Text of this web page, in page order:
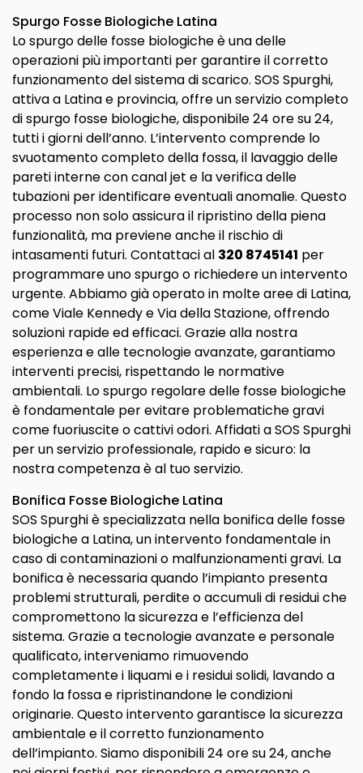
Spurgo Fosse Biologiche Latina
Lo spurgo delle fosse biologiche è una delle
operazioni più importanti per garantire il corretto
funzionamento del sistema di scarico. SOS Spurghi,
attiva a Latina e provincia, offre un servizio completo
di spurgo fosse biologiche, disponibile 24 ore su 24,
tutti i giorni dell’anno. L’intervento comprende lo
svuotamento completo della fossa, il lavaggio delle
pareti interne con canal jet e la verifica delle
tubazioni per identificare eventuali anomalie. Questo
processo non solo assicura il ripristino della piena
funzionalità, ma previene anche il rischio di
intasamenti futuri. Contattaci al 320 8745141 per
programmare uno spurgo o richiedere un intervento
urgente. Abbiamo già operato in molte aree di Latina,
come Viale Kennedy e Via della Stazione, offrendo
soluzioni rapide ed efficaci. Grazie alla nostra
esperienza e alle tecnologie avanzate, garantiamo
interventi precisi, rispettando le normative
ambientali. Lo spurgo regolare delle fosse biologiche
è fondamentale per evitare problematiche gravi
come fuoriuscite o cattivi odori. Affidati a SOS Spurghi
per un servizio professionale, rapido e sicuro: la
nostra competenza è al tuo servizio.
Bonifica Fosse Biologiche Latina
SOS Spurghi è specializzata nella bonifica delle fosse
biologiche a Latina, un intervento fondamentale in
caso di contaminazioni o malfunzionamenti gravi. La
bonifica è necessaria quando l’impianto presenta
problemi strutturali, perdite o accumuli di residui che
compromettono la sicurezza e l’efficienza del
sistema. Grazie a tecnologie avanzate e personale
qualificato, interveniamo rimuovendo
completamente i liquami e i residui solidi, lavando a
fondo la fossa e ripristinandone le condizioni
originarie. Questo intervento garantisce la sicurezza
ambientale e il corretto funzionamento
dell’impianto. Siamo disponibili 24 ore su 24, anche